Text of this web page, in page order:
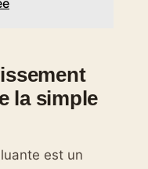
la simple
est un